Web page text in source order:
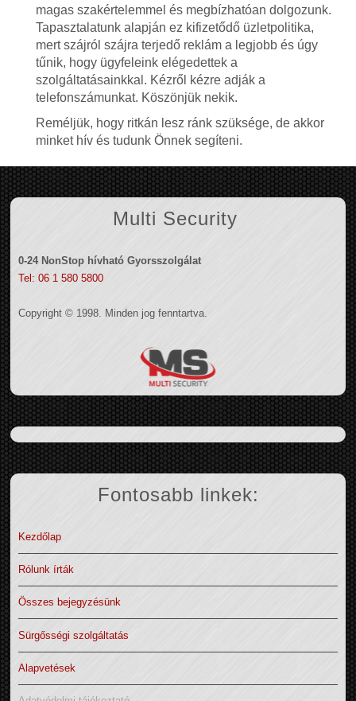
magas szakértelemmel és megbízhatóan dolgozunk.
Tapasztalatunk alapján ez kifizetődő üzletpolitika,
mert szájról szájra terjedő reklám a legjobb és úgy
tűnik, hogy ügyfeleink elégedettek a
szolgáltatásainkkal. Kézről kézre adják a
telefonszámunkat. Köszönjük nekik.
Reméljük, hogy ritkán lesz ránk szüksége, de akkor
minket hív és tudunk Önnek segíteni.
Multi Security
0-24 NonStop hívható Gyorsszolgálat
Tel: 06 1 580 5800
Copyright © 1998. Minden jog fenntartva.
Fontosabb linkek:
Kezdőlap
Rólunk írták
Összes bejegyzésünk
Sürgősségi szolgáltatás
Alapvetések